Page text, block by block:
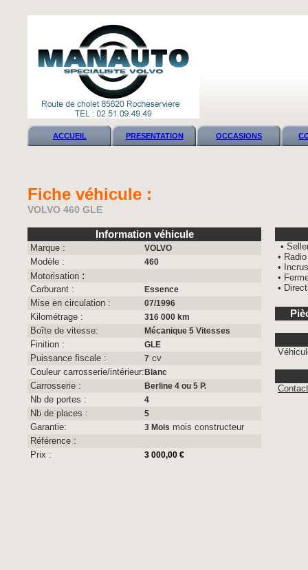
ACCUEIL PRESENTATION OCCASIONS
Fiche véhicule :
VOLVO 460 GLE
Information véhicule
Marque : VOLVO
Modèle : 460
Motorisation :
Carburant : Essence
Mise en circulation : 07/1996
Kilométrage : 316 000 km
Boîte de vitesse: Mécanique 5 Vitesses
Finition : GLE
Puissance fiscale : 7 cv
Couleur carrosserie/intérieur: Blanc
Carrosserie : Berline 4 ou 5 P.
Nb de portes : 4
Nb de places : 5
Garantie: 3 Mois mois constructeur
Référence :
Prix :
3 000,00 €
•
•
•
•
•